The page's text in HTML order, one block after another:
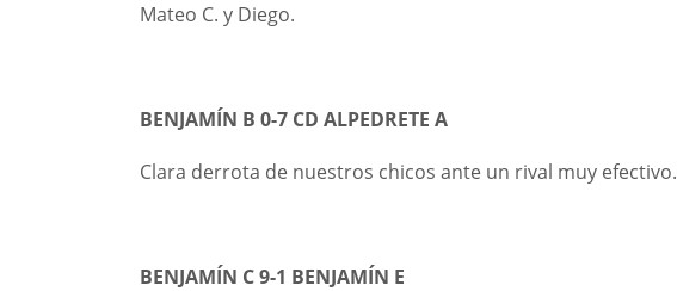
Mateo C. y Diego.
BENJAMÍN B 0-7 CD ALPEDRETE A
Clara derrota de nuestros chicos ante un rival muy efectivo.
BENJAMÍN C 9-1 BENJAMÍN E